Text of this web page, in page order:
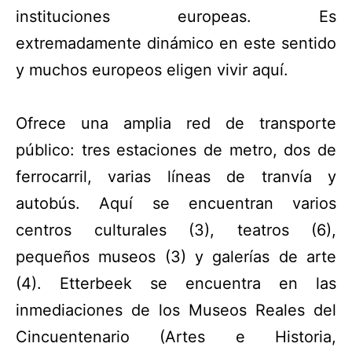
instituciones europeas. Es
extremadamente dinámico en este sentido
y muchos europeos eligen vivir aquí.
Ofrece una amplia red de transporte
público: tres estaciones de metro, dos de
ferrocarril, varias líneas de tranvía y
autobús. Aquí se encuentran varios
centros culturales (3), teatros (6),
pequeños museos (3) y galerías de arte
(4). Etterbeek se encuentra en las
inmediaciones de los Museos Reales del
Cincuentenario (Artes e Historia,